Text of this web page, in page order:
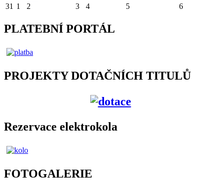
31 1 2 3 4 5 6
PLATEBNÍ PORTÁL
PROJEKTY DOTAČNÍCH TITULŮ
Rezervace elektrokola
FOTOGALERIE